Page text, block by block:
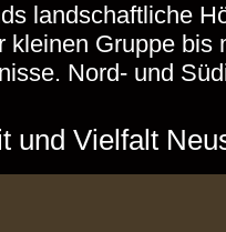
landschaftliche
kleinen Gruppe bis
Nord- und
und Vielfalt